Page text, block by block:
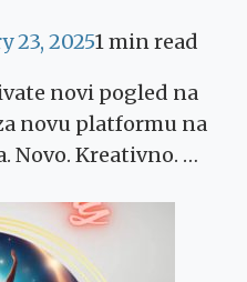
23, 20251 min read
novi pogled na
novu platformu na
Novo. Kreativno. …